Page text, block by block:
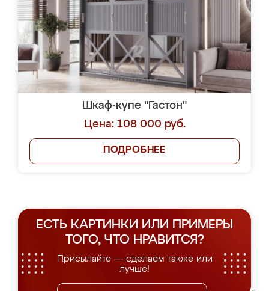
Шкаф-купе "Гастон"
Цена: 108 000 руб.
ПОДРОБНЕЕ
ЕСТЬ КАРТИНКИ ИЛИ ПРИМЕРЫ
ТОГО, ЧТО НРАВИТСЯ?
Присылайте — сделаем также или
лучше!